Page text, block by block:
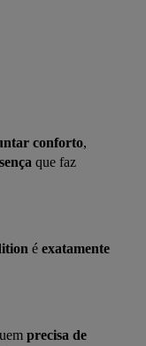
conforto
é exatamente
precisa de